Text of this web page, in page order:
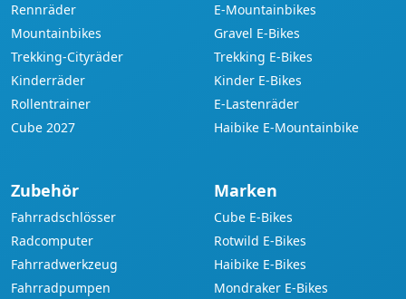
Rennräder
Mountainbikes
Trekking-Cityräder
Kinderräder
Rollentrainer
Cube 2027
E-Mountainbikes
Gravel E-Bikes
Trekking E-Bikes
Kinder E-Bikes
E-Lastenräder
Haibike E-Mountainbike
Zubehör
Fahrradschlösser
Radcomputer
Fahrradwerkzeug
Fahrradpumpen
Marken
Cube E-Bikes
Rotwild E-Bikes
Haibike E-Bikes
Mondraker E-Bikes